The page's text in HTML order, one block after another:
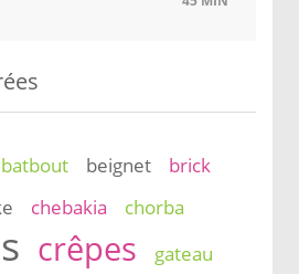
batbout beignet brick
chebakia chorba
crêpes
gateau